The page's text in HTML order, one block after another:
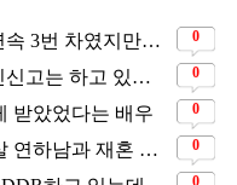
자기 매니저에게 고백했다가 연속 3번 차였지만… 결국 결혼에 성공한 배우 0
사실혼 관계지만… 절대로 혼인신고는 하고 있지 않다는 배우 0
받았었다는 배우 0
“결혼 다시는 안해” 그러나 11살 연하남과 재혼 발표 0